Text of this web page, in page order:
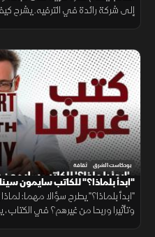
إلى شركة رائدة في الترفيه. يشرح
بودكاست الشرق ثقافة
"ابدأ بلماذا؟" للكاتب سايمون
"ابدأ بلماذا؟" يطرح سؤالا مهما:
وتأثيرا وربحا من غيرهم؟ في